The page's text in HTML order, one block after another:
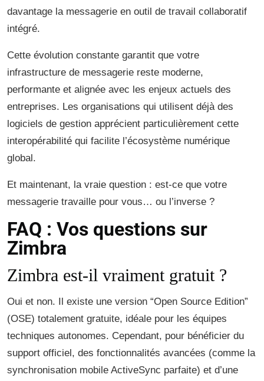
davantage la messagerie en outil de travail collaboratif
intégré.
Cette évolution constante garantit que votre
infrastructure de messagerie reste moderne,
performante et alignée avec les enjeux actuels des
entreprises. Les organisations qui utilisent déjà des
logiciels de gestion apprécient particulièrement cette
interopérabilité qui facilite l’écosystème numérique
global.
Et maintenant, la vraie question : est-ce que votre
messagerie travaille pour vous… ou l’inverse ?
FAQ : Vos questions sur
Zimbra
Zimbra est-il vraiment gratuit ?
Oui et non. Il existe une version “Open Source Edition”
(OSE) totalement gratuite, idéale pour les équipes
techniques autonomes. Cependant, pour bénéficier du
support officiel, des fonctionnalités avancées (comme la
synchronisation mobile ActiveSync parfaite) et d’une